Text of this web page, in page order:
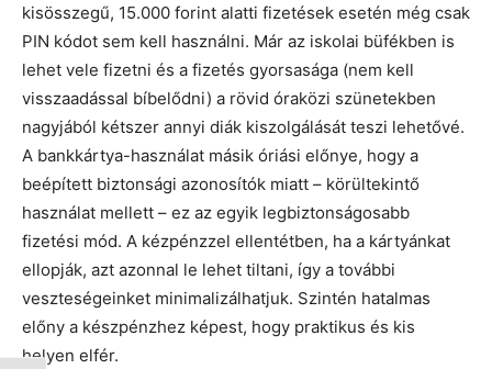
kisösszegű, 15.000 forint alatti fizetések esetén még csak
PIN kódot sem kell használni. Már az iskolai büfékben is
lehet vele fizetni és a fizetés gyorsasága (nem kell
visszaadással bíbelődni) a rövid óraközi szünetekben
nagyjából kétszer annyi diák kiszolgálását teszi lehetővé.
A bankkártya-használat másik óriási előnye, hogy a
beépített biztonsági azonosítók miatt – körültekintő
használat mellett – ez az egyik legbiztonságosabb
fizetési mód. A kézpénzzel ellentétben, ha a kártyánkat
ellopják, azt azonnal le lehet tiltani, így a további
veszteségeinket minimalizálhatjuk. Szintén hatalmas
előny a készpénzhez képest, hogy praktikus és kis
helyen elfér.